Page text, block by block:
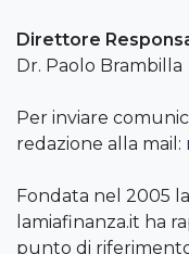
Direttore
Dr. Paolo Brambilla
Per inviare
redazione alla mail:
Fondata nel 2005
lamiafinanza.it ha
punto di